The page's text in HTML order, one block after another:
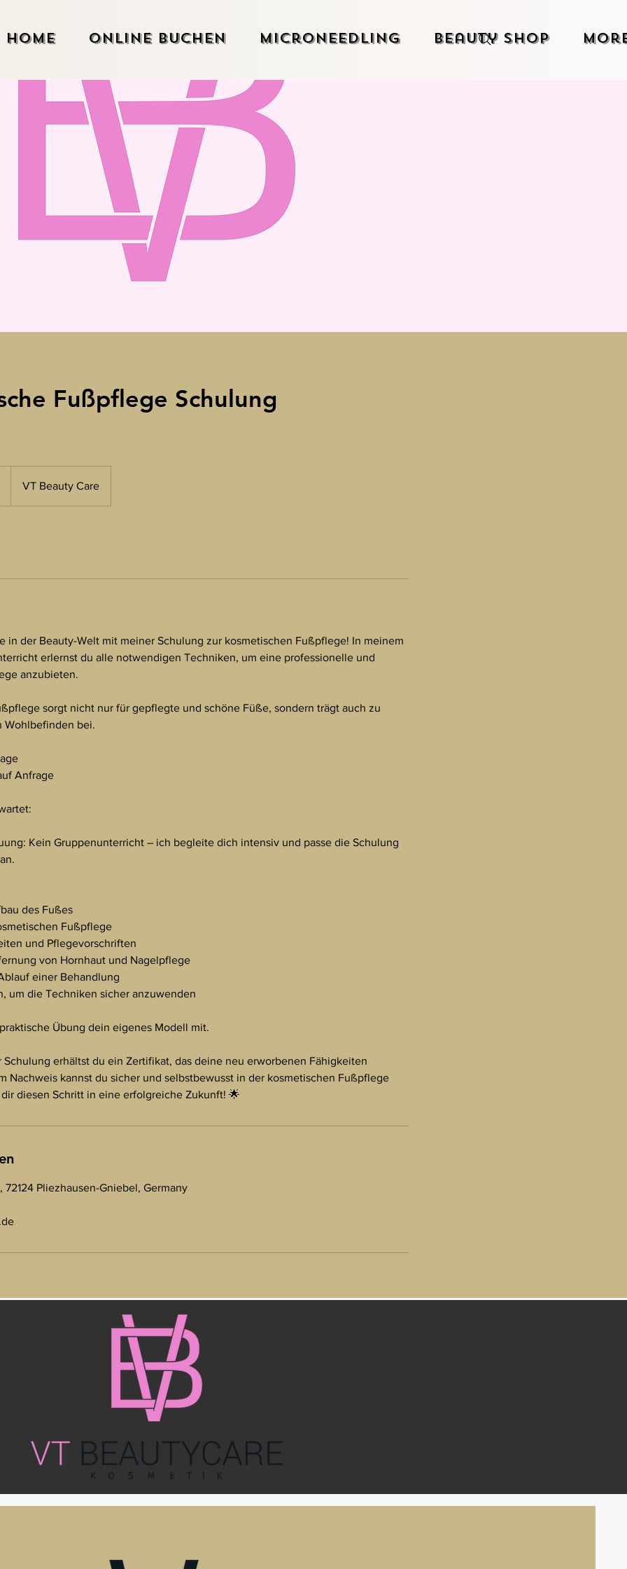
Home Online Buchen Microneedling Beauty Shop
Fußpflege Schulung
VT Beauty Care
in der Beauty-Welt mit meiner Schulung zur kosmetischen Fußpflege! In meinem
erlernst du alle notwendigen Techniken, um eine professionelle und
anzubieten.
sorgt nicht nur für gepflegte und schöne Füße, sondern trägt auch zu
Wohlbefinden bei.
Anfrage
Kein Gruppenunterricht – ich begleite dich intensiv und passe die Schulung
des Fußes
Fußpflege
und Pflegevorschriften
von Hornhaut und Nagelpflege
einer Behandlung
um die Techniken sicher anzuwenden
Übung dein eigenes Modell mit.
Schulung erhältst du ein Zertifikat, das deine neu erworbenen Fähigkeiten
Nachweis kannst du sicher und selbstbewusst in der kosmetischen Fußpflege
diesen Schritt in eine erfolgreiche Zukunft! 🌟
72124 Pliezhausen-Gniebel, Germany